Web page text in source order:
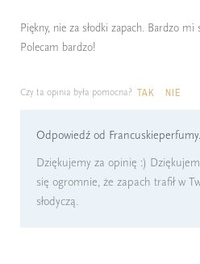
Piękny, nie za słodki zapach. Bardzo mi
Polecam bardzo!
Czy ta opinia była pomocna? TAK NIE
Odpowiedź od
Dziękujemy za opinię :)
się ogromnie, że zapach trafił w
słodyczą.